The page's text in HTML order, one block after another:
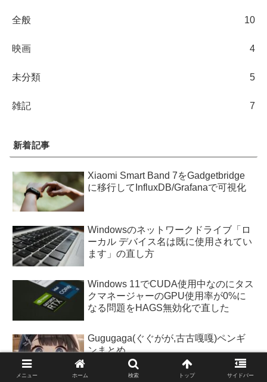
全般 10
映画 4
未分類 5
雑記 7
新着記事
Xiaomi Smart Band 7をGadgetbridge
に移行してInfluxDB/Grafanaで可視化
Windowsのネットワークドライブ「ロ
ーカル デバイス名は既に使用されてい
ます」の直し方
Windows 11でCUDA使用中なのにタス
クマネージャーのGPU使用率が0%に
なる問題をHAGS無効化で直した
Gugugaga(ぐぐがが,古古嘎嘎)ペンギ
ンまとめ
メニュー ホーム 検索 トップ サイドバー